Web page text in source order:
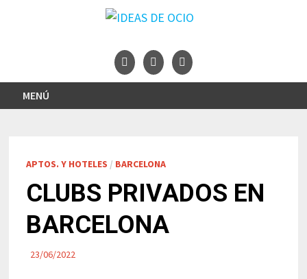
MENÚ
APTOS. Y HOTELES / BARCELONA
CLUBS PRIVADOS EN
BARCELONA
23/06/2022